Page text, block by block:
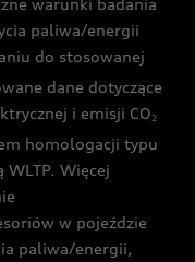
warunki badania
paliwa/energii
do stosowanej
dane dotyczące
i emisji CO2
homologacji typu
Więcej
w pojeździe
paliwa/energii,